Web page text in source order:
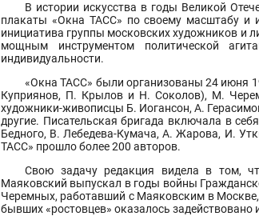
В истории искусства в годы Великой
плакаты «Окна ТАСС» по своему масштабу и
инициатива группы московских художников и
мощным инструментом политической
индивидуальности.
«Окна ТАСС» были организованы 24 июня
Куприянов, П. Крылов и Н. Соколов), М.
художники-живописцы Б. Иогансон, А.
другие. Писательская бригада включала в
Бедного, В. Лебедева-Кумача, А. Жарова, И.
ТАСС» прошло более 200 авторов.
Свою задачу редакция видела в том,
Маяковский выпускал в годы войны
Черемных, работавший с Маяковским в
бывших «ростовцев» оказалось задействовано